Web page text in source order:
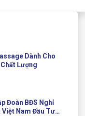
Dành Cho
Lượng
Đoàn BĐS Nghỉ
Việt Nam Đầu Tư